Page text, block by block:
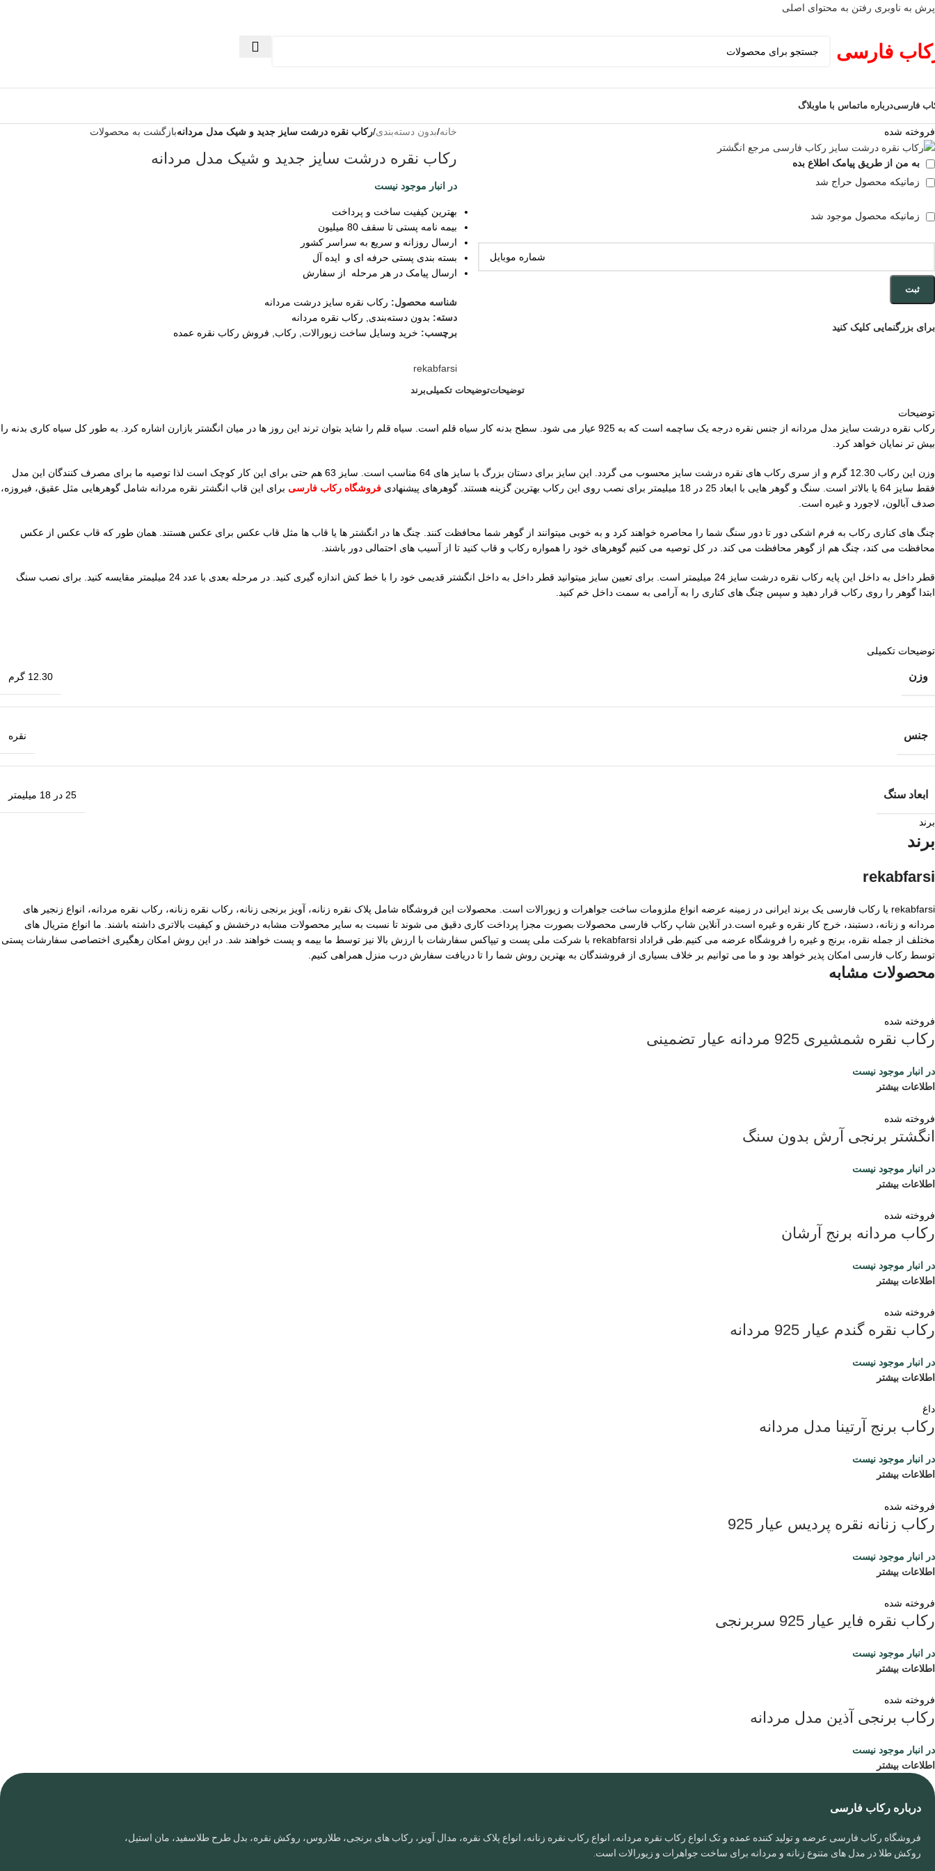
پرش به ناوبری رفتن به محتوای اصلی
فارسی
فارسیدرباره ماتماس با ماوبلاگ
فروخته شده
به من از طریق پیامک اطلاع بده
زمانیکه محصول حراج شد
زمانیکه محصول موجود شد
ثبت
برای بزرگنمایی کلیک کنید
خانه/بدون دسته‌بندی/رکاب نقره درشت سایز جدید و شیک مدل مردانهبازگشت به محصولات
رکاب نقره درشت سایز جدید و شیک مدل مردانه
در انبار موجود نیست
بهترین کیفیت ساخت و پرداخت
بیمه نامه پستی تا سقف 80 میلیون
ارسال روزانه و سریع به سراسر کشور
بسته بندی پستی حرفه ای و ایده آل
ارسال پیامک در هر مرحله از سفارش
شناسه محصول: رکاب نقره سایز درشت مردانه
دسته: بدون دسته‌بندی
رکاب نقره مردانه
برچسب: خرید وسایل ساخت زیورالات رکاب فروش رکاب نقره عمده
rekabfarsi
توضیحاتتوضیحات تکمیلیبرند
توضیحات
رکاب نقره درشت سایز مدل مردانه از جنس نقره درجه یک ساچمه است که به 925 عیار می شود. سطح بدنه کار سیاه قلم است. سیاه قلم را شاید بتوان ترند این روز ها در میان انگشتر بازارن اشاره کرد. به طور کل سیاه کاری بدنه را
بیش تر نمایان خواهد کرد.
وزن این رکاب 12.30 گرم و از سری رکاب های نقره درشت سایز محسوب می گردد. این سایز برای دستان بزرگ با سایز های 64 مناسب است. سایز 63 هم حتی برای این کار کوچک است لذا توصیه ما برای مصرف کنندگان این مدل
فقط سایز 64 یا بالاتر است. سنگ و گوهر هایی با ابعاد 25 در 18 میلیمتر برای نصب روی این رکاب بهترین گزینه هستند. گوهرهای پیشنهادی
فروشگاه رکاب فارسی برای این قاب انگشتر نقره مردانه شامل گوهرهایی مثل عقیق، فیروزه،
صدف آبالون، لاجورد و غیره است.
چنگ های کناری رکاب به فرم اشکی دور تا دور سنگ شما را محاصره خواهند کرد و به خوبی میتوانند از گوهر شما محافظت کنند. چنگ ها در انگشتر ها یا قاب ها مثل قاب عکس برای عکس هستند. همان طور که قاب عکس از عکس
محافظت می کند، چنگ هم از گوهر محافظت می کند. در کل توصیه می کنیم گوهرهای خود را همواره رکاب و قاب کنید تا از آسیب های احتمالی دور باشند.
قطر داخل به داخل این پایه رکاب نقره درشت سایز 24 میلیمتر است. برای تعیین سایز میتوانید قطر داخل به داخل انگشتر قدیمی خود را با خط کش اندازه گیری کنید. در مرحله بعدی با عدد 24 میلیمتر مقایسه کنید. برای نصب سنگ
ابتدا گوهر را روی رکاب قرار دهید و سپس چنگ های کناری را به آرامی به سمت داخل خم کنید.
توضیحات تکمیلی
وزن 12.30 گرم
جنس نقره
ابعاد سنگ 25 در 18 میلیمتر
برند
برند
rekabfarsi
rekabfarsi یا رکاب فارسی یک برند ایرانی در زمینه عرضه انواع ملزومات ساخت جواهرات و زیورالات است. محصولات این فروشگاه شامل پلاک نقره زنانه، آویز برنجی زنانه، رکاب نقره زنانه، رکاب نقره مردانه، انواع زنجیر های
مردانه و زنانه، دستبند، خرج کار نقره و غیره است.در آنلاین شاپ رکاب فارسی محصولات بصورت مجزا پرداخت کاری دقیق می شوند تا نسبت به سایر محصولات مشابه درخشش و کیفیت بالاتری داشته باشند. ما انواع متریال های
مختلف از جمله نقره، برنج و غیره را فروشگاه عرضه می کنیم.طی قراداد rekabfarsi با شرکت ملی پست و تیپاکس سفارشات با ارزش بالا نیز توسط ما بیمه و پست خواهند شد. در این روش امکان رهگیری اختصاصی سفارشات پستی
توسط رکاب فارسی امکان پذیر خواهد بود و ما می توانیم بر خلاف بسیاری از فروشندگان به بهترین روش شما را تا دریافت سفارش درب منزل همراهی کنیم.
محصولات مشابه
فروخته شده
رکاب نقره شمشیری 925 مردانه عیار تضمینی
در انبار موجود نیست
اطلاعات بیشتر
فروخته شده
انگشتر برنجی آرش بدون سنگ
در انبار موجود نیست
اطلاعات بیشتر
فروخته شده
رکاب مردانه برنج آرشان
در انبار موجود نیست
اطلاعات بیشتر
فروخته شده
رکاب نقره گندم عیار 925 مردانه
در انبار موجود نیست
اطلاعات بیشتر
داغ
رکاب برنج آرتینا مدل مردانه
در انبار موجود نیست
اطلاعات بیشتر
فروخته شده
رکاب زنانه نقره پردیس عیار 925
در انبار موجود نیست
اطلاعات بیشتر
فروخته شده
رکاب نقره فایر عیار 925 سربرنجی
در انبار موجود نیست
اطلاعات بیشتر
فروخته شده
رکاب برنجی آذین مدل مردانه
در انبار موجود نیست
اطلاعات بیشتر
درباره رکاب فارسی
فروشگاه رکاب فارسی عرضه و تولید کننده عمده و تک انواع رکاب نقره مردانه، انواع رکاب نقره زنانه، انواع پلاک نقره، مدال آویز، رکاب های برنجی، طلاروس، روکش نقره، بدل طرح طلاسفید، مان استیل،
روکش طلا در مدل های متنوع زنانه و مردانه برای ساخت جواهرات و زیورالات است.